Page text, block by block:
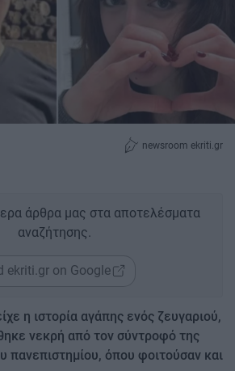
newsroom ekriti.gr
άρθρα μας στα αποτελέσματα
αναζήτησης.
ekriti.gr on Google
η ιστορία αγάπης ενός ζευγαριού,
νεκρή από τον σύντροφό της
πανεπιστημίου, όπου φοιτούσαν και